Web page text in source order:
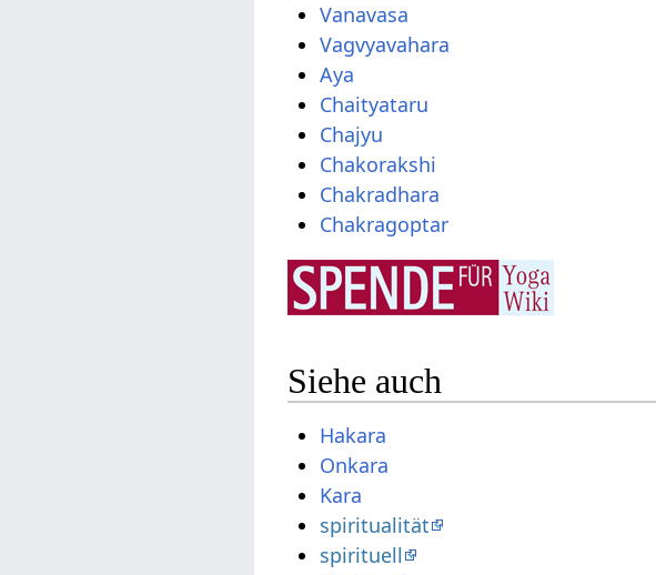
Vanavasa
Vagvyavahara
Aya
Chaityataru
Chajyu
Chakorakshi
Chakradhara
Chakragoptar
Siehe auch
Hakara
Onkara
Kara
spiritualität
spirituell